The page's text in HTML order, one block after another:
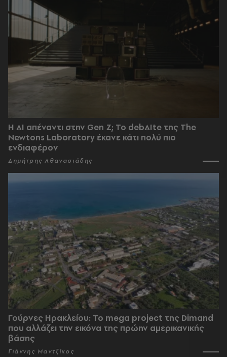
Η AI απέναντι στην Gen Z; Το debAIte της The
Newtons Laboratory έκανε κάτι πολύ πιο
ενδιαφέρον
Δημήτρης Αθανασιάδης
Γούρνες Ηρακλείου: To mega project της Dimand
που αλλάζει την εικόνα της πρώην αμερικανικής
βάσης
Γιάννης Μαντζίκος